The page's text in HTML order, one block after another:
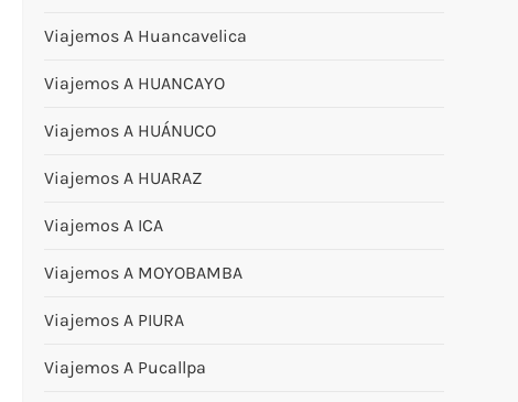
Viajemos A Huancavelica
Viajemos A HUANCAYO
Viajemos A HUÁNUCO
Viajemos A HUARAZ
Viajemos A ICA
Viajemos A MOYOBAMBA
Viajemos A PIURA
Viajemos A Pucallpa